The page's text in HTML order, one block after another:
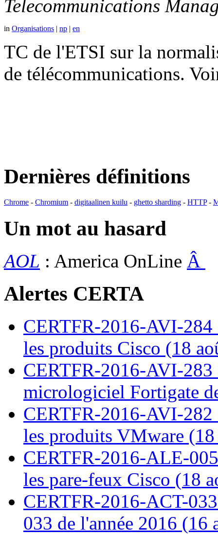
Telecommunications
in Organisations | np | en
TC de l'ETSI sur la
de télécommunications.
Dernières définitions
Chrome - Chromium - digitaalinen kuilu - ghetto sharding - HTTP-
Un mot au hasard
AOL : America OnLine Â
Alertes CERTA
CERTFR-2016-AVI-
les produits Cisco (18
CERTFR-2016-AVI-
micrologiciel Fortigate
CERTFR-2016-AVI-
les produits VMware
CERTFR-2016-ALE-
les pare-feux Cisco (18
CERTFR-2016-ACT-
033 de l'année 2016 (16